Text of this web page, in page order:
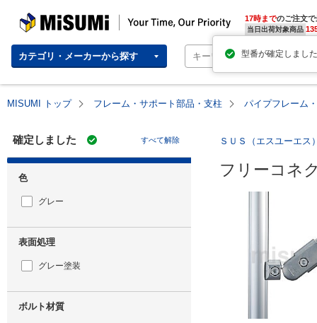
MISUMI | Your Time, Our Priority 17時までのご注文で
当日出荷対象商品
カテゴリ・メーカーから探す
MISUMI トップ フレーム・サポート部品・支柱 パイプフレーム
確定しました すべて解除
色
グレー
表面処理
グレー塗装
ボルト材質
ＳＵＳ（エスユーエス
フリーコネ